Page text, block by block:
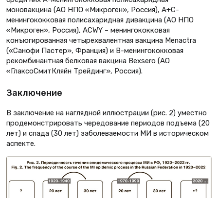
моновакцина (АО НПО «Микроген», Россия), А+С-
менингококковая полисахаридная дивакцина (АО НПО
«Микроген», Россия), АСWY – менингококковая
конъюгированная четырехвалентная вакцина Menactra
(«Санофи Пастер», Франция) и В-менингококковая
рекомбинантная белковая вакцина Bexsero (АО
«ГлаксоСмитКляйн Трейдинг», Россия).
Заключение
В заключение на наглядной иллюстрации (рис. 2) уместно
продемонстрировать чередование периодов подъема (20
лет) и спада (30 лет) заболеваемости МИ в историческом
аспекте.